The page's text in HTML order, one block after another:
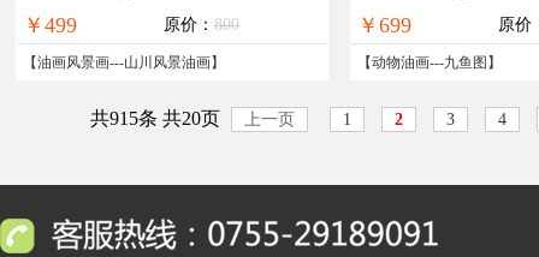
￥499 原价： 800
【油画风景画---山川风景油画】
￥699 原价
【动物油画---九鱼图 】
共915条 共20页 上一页 1 2 3 4